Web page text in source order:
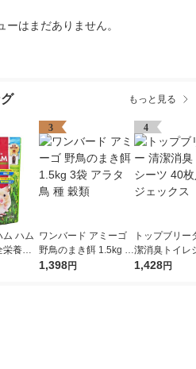
ーはまだありません。
もっと見る
ム ハム
栄養食
キョー
3
ワンバード アミーゴ
野鳥のまき餌 1.5kg 3
袋 アラタ 鳥 種 穀類
1,398円
4
トップブリー
潔消臭トイレ
0枚入 2袋 ジ
1,428円